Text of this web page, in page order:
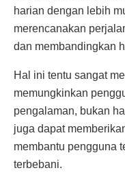
harian dengan lebih
merencanakan
dan membandingkan
Hal ini tentu sangat
memungkinkan
pengalaman, bukan
juga dapat
membantu pengguna
terbebani.